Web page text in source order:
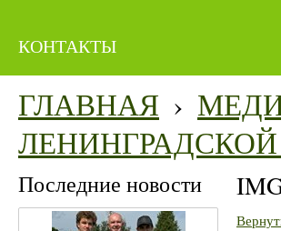
КОНТАКТЫ
ГЛАВНАЯ ›
Последние новости